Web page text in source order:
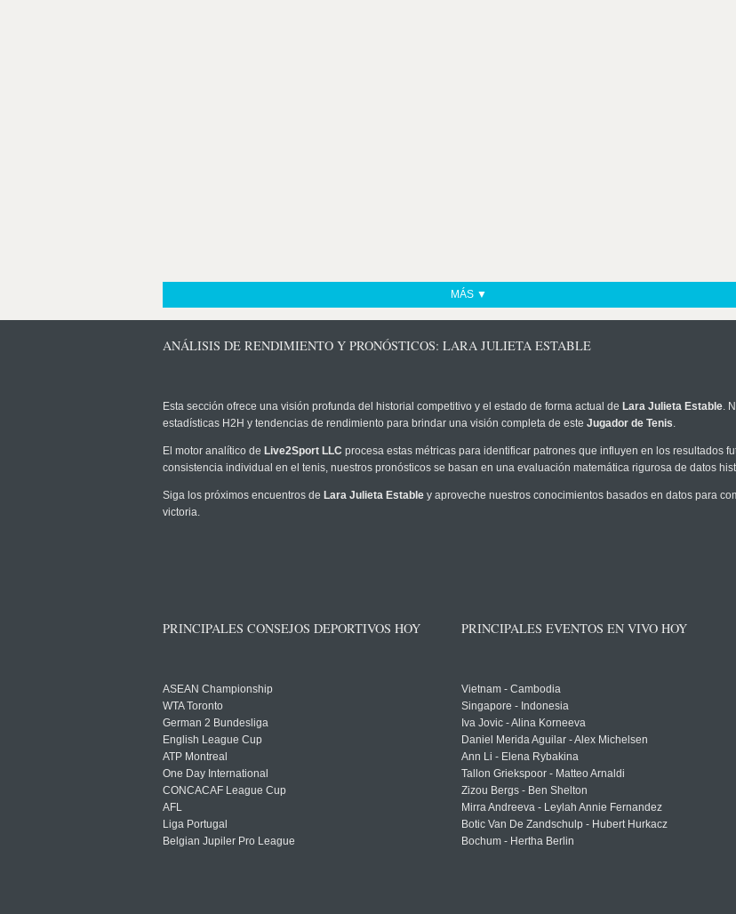
MÁS ▼
ANÁLISIS DE RENDIMIENTO Y PRONÓSTICOS: LARA JULIETA ESTABLE
Esta sección ofrece una visión profunda del historial competitivo y el estado de forma actual de Lara Julieta Estable.
estadísticas H2H y tendencias de rendimiento para brindar una visión completa de este Jugador de Tenis.
El motor analítico de Live2Sport LLC procesa estas métricas para identificar patrones que influyen en los resultados
consistencia individual en el tenis, nuestros pronósticos se basan en una evaluación matemática rigurosa de datos
Siga los próximos encuentros de Lara Julieta Estable y aproveche nuestros conocimientos basados en datos para
victoria.
PRINCIPALES CONSEJOS DEPORTIVOS HOY
ASEAN Championship
WTA Toronto
German 2 Bundesliga
English League Cup
ATP Montreal
One Day International
CONCACAF League Cup
AFL
Liga Portugal
Belgian Jupiler Pro League
PRINCIPALES EVENTOS EN VIVO HOY
Vietnam - Cambodia
Singapore - Indonesia
Iva Jovic - Alina Korneeva
Daniel Merida Aguilar - Alex Michelsen
Ann Li - Elena Rybakina
Tallon Griekspoor - Matteo Arnaldi
Zizou Bergs - Ben Shelton
Mirra Andreeva - Leylah Annie Fernandez
Botic Van De Zandschulp - Hubert Hurkacz
Bochum - Hertha Berlin